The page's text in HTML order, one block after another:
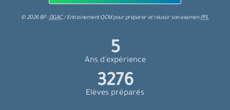
©2026BP -DGAC/Entrainement QCMpourpréparer et réussir son examenPPL
6
Ans d'expérience
3600
Elèves préparés